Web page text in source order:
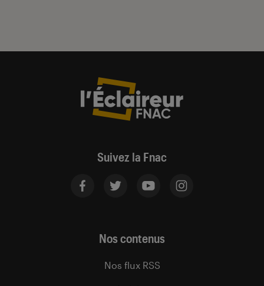
Suivez la Fnac
Nos contenus
Nos flux RSS